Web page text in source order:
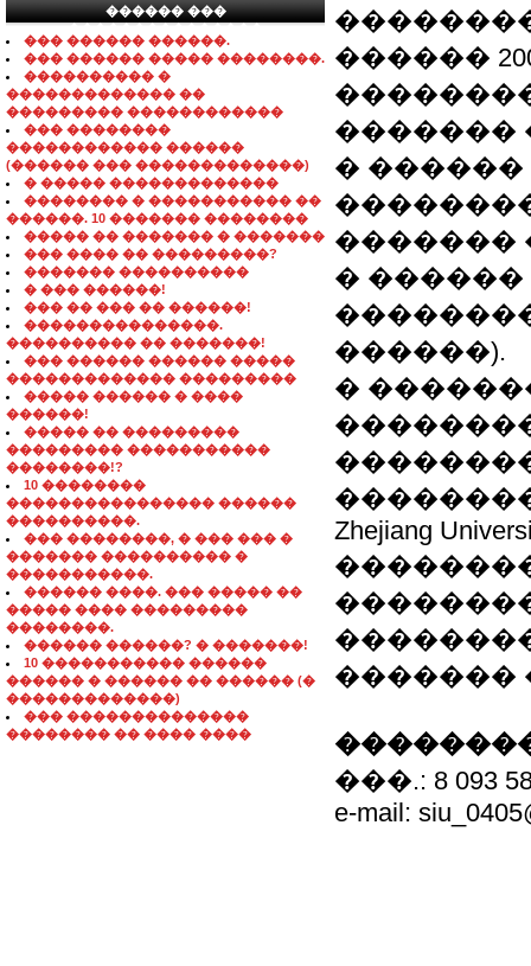
������ ���
���������������
��� ������ ������.
��� ������ ����� ��������.
���������� �
������������� ��
��������� ������������
��� ��������
������������ ������
(������ ��� �������������)
� ����� �������������
�������� � ����������� ��
������. 10 ������� ��������
����� �� ������� � �������
��� ���� �� ���������?
������� ����������
� ��� ������!
��� �� ��� �� ������!
���������������.
���������� �� �������!
��� ������ ������ �����
������������� ���������
����� ������ � ����
������!
����� �� ���������
��������� �����������
��������!?
10 ��������
���������������� ������
����������.
��� ��������, � ��� ��� �
������� ���������� �
�����������.
������ ����. ��� ����� ��
����� ���� ���������
��������.
������ ������? � �������!
10 ����������� ������
������ � ������ �� ������ (�
�������������)
��� ��������������
�������� �� ���� ����
������
�������
� ������
�������
� ������
������).
�
Zhejiang
�������
���.: 8 093
e-mail: